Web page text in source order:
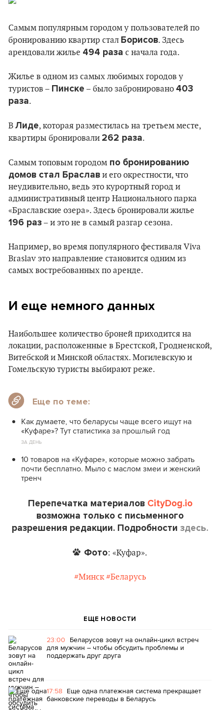
Самым популярным городом у пользователей по
бронированию квартир стал Борисов. Здесь
арендовали жилье 494 раза с начала года.
Жилье в одном из самых любимых городов у
туристов – Пинске – было забронировано 403
раза.
В Лиде, которая разместилась на третьем месте,
квартиры бронировали 262 раза.
Самым топовым городом по бронированию
домов стал Браслав и его окрестности, что
неудивительно, ведь это курортный город и
административный центр Национального парка
«Браславские озера». Здесь бронировали жилье
196 раз – и это не в самый разгар сезона.
Например, во время популярного фестиваля Viva
Braslav это направление становится одним из
самых востребованных по аренде.
И еще немного данных
Наибольшее количество броней приходится на
локации, расположенные в Брестской, Гродненской,
Витебской и Минской областях. Могилевскую и
Гомельскую туристы выбирают реже.
Еще по теме:
Как думаете, что беларусы чаще всего ищут на
«Куфаре»? Тут статистика за прошлый год
ЗА ДЕНЬ
10 товаров на «Куфаре», которые можно забрать
почти бесплатно. Мыло с маслом змеи и женский
тренч
Перепечатка материалов CityDog.io
возможна только с письменного
разрешения редакции. Подробности здесь.
Фото: «Куфар».
#Минск #Беларусь
ЕЩЕ НОВОСТИ
23:00 Беларусов зовут на онлайн-цикл встреч
для мужчин – чтобы обсудить проблемы и
поддержать друг друга
17:58 Еще одна платежная система прекращает
банковские переводы в Беларусь